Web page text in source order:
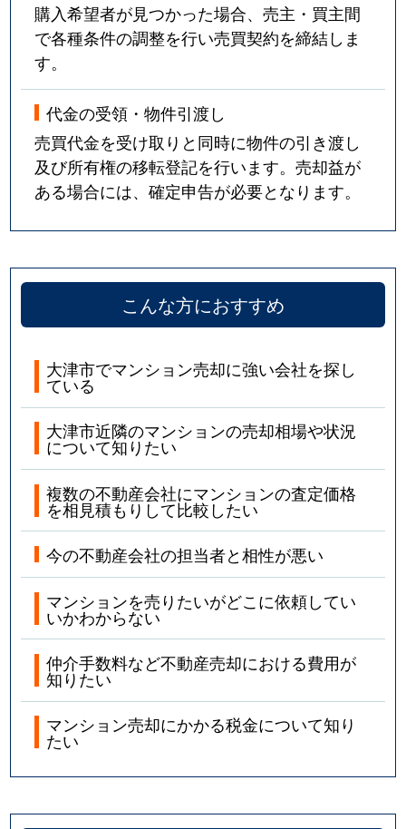
真野
1,900万円 堅田
徒歩5分
真野
真野
980万円 堅田
丸の内町
1,000万円 膳所
徒歩16分
本宮
1,600万円 大津
徒歩13分
本宮
2,600万円 大津
徒歩11分
柳が崎
3,200万円 大津京
徒歩18分
柳が崎
3,500万円 大津京
徒歩20分
柳が崎
大津京
徒歩12分
柳が崎
3,100万円
柳が崎
8,100万円 大津京
徒歩14分
柳川
2,200万円 大津京
山上町
2,300万円 大津京
徒歩11分
和邇中浜
970万円 和邇 徒歩3分
購入希望者が見つかった場合、売主・買主間
で各種条件の調整を行い売買契約を締結しま
す。
代金の受領・物件引渡し
売買代金を受け取りと同時に物件の引き渡し
及び所有権の移転登記を行います。売却益が
ある場合には、確定申告が必要となります。
こんな方におすすめ
大津市でマンション売却に強い会社を探し
ている
大津市近隣のマンションの売却相場や状況
について知りたい
複数の不動産会社にマンションの査定価格
を相見積もりして比較したい
今の不動産会社の担当者と相性が悪い
マンションを売りたいがどこに依頼してい
いかわからない
仲介手数料など不動産売却における費用が
知りたい
マンション売却にかかる税金について知り
たい